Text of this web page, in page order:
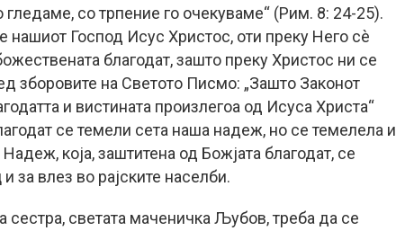
гледаме, со трпение го очекуваме“ (Рим. 8: 24-25).
Господ Исус Христос, оти преку Него сè
благодат, зашто преку Христос ни се
зборовите на Светото Писмо: „Зашто Законот
и вистината произлегоа од Исуса Христа“
се темели сета наша надеж, но се темелела и
која, заштитена од Божјата благодат, се
за влез во рајските населби.
сестра, светата маченичка Љубов, треба да се